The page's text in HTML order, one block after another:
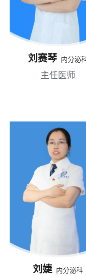
刘赛琴 内分泌
主任医师
刘婕 内分泌科